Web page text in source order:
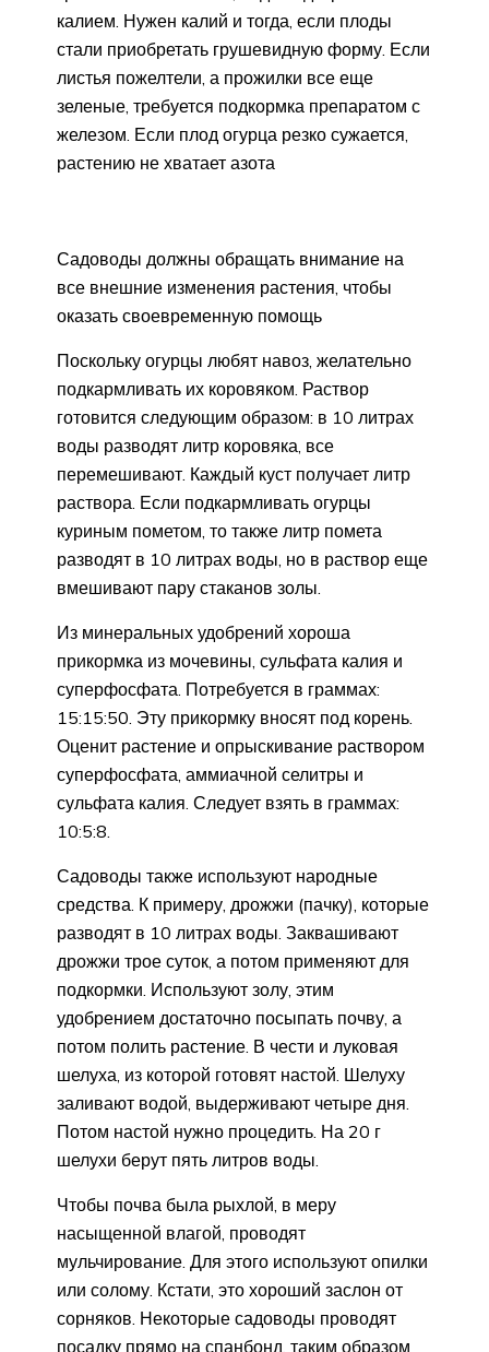
калием. Нужен калий и тогда, если плоды
стали приобретать грушевидную форму. Если
листья пожелтели, а прожилки все еще
зеленые, требуется подкормка препаратом с
железом. Если плод огурца резко сужается,
растению не хватает азота
Садоводы должны обращать внимание на
все внешние изменения растения, чтобы
оказать своевременную помощь
Поскольку огурцы любят навоз, желательно
подкармливать их коровяком. Раствор
готовится следующим образом: в 10 литрах
воды разводят литр коровяка, все
перемешивают. Каждый куст получает литр
раствора. Если подкармливать огурцы
куриным пометом, то также литр помета
разводят в 10 литрах воды, но в раствор еще
вмешивают пару стаканов золы.
Из минеральных удобрений хороша
прикормка из мочевины, сульфата калия и
суперфосфата. Потребуется в граммах:
15:15:50. Эту прикормку вносят под корень.
Оценит растение и опрыскивание раствором
суперфосфата, аммиачной селитры и
сульфата калия. Следует взять в граммах:
10:5:8.
Садоводы также используют народные
средства. К примеру, дрожжи (пачку), которые
разводят в 10 литрах воды. Заквашивают
дрожжи трое суток, а потом применяют для
подкормки. Используют золу, этим
удобрением достаточно посыпать почву, а
потом полить растение. В чести и луковая
шелуха, из которой готовят настой. Шелуху
заливают водой, выдерживают четыре дня.
Потом настой нужно процедить. На 20 г
шелухи берут пять литров воды.
Чтобы почва была рыхлой, в меру
насыщенной влагой, проводят
мульчирование. Для этого используют опилки
или солому. Кстати, это хороший заслон от
сорняков. Некоторые садоводы проводят
посадку прямо на спанбонд, таким образом